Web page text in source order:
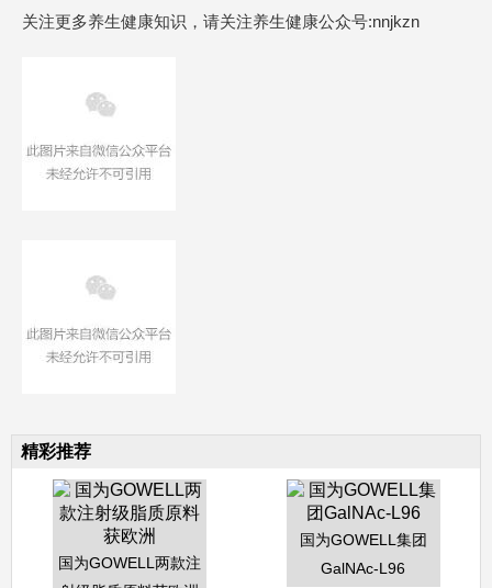
关注更多养生健康知识，请关注养生健康公众号:nnjkzn
精彩推荐
国为GOWELL两款注
国为GOWELL集团
GalNAc-L96